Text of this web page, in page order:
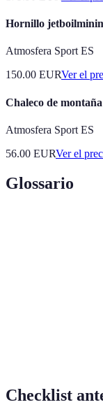
Hornillo
Atmosfera Sport ES
150.00 EURVer el
Chaleco de
Atmosfera Sport ES
56.00 EURVer el
Glossario
Checklist